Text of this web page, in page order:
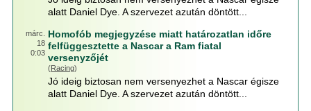
alatt Daniel Dye. A szervezet azután döntött...
márc.
18
0:03
Homofób megjegyzése miatt határozatlan időre
felfüggesztette a Nascar a Ram fiatal
versenyzőjét
(Racing)
Jó ideig biztosan nem versenyezhet a Nascar égisze
alatt Daniel Dye. A szervezet azután döntött...